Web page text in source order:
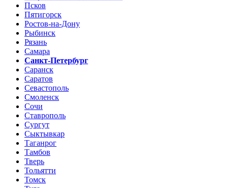
Псков
Пятигорск
Ростов-на-Дону
Рыбинск
Рязань
Самара
Санкт-Петербург
Саранск
Саратов
Севастополь
Смоленск
Сочи
Ставрополь
Сургут
Сыктывкар
Таганрог
Тамбов
Тверь
Тольятти
Томск